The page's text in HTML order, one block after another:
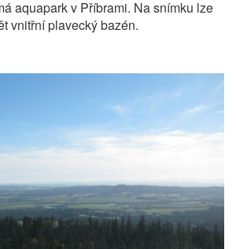
aquapark v Příbrami. Na snímku lze
vnitřní plavecký bazén.